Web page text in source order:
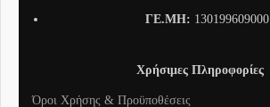
ΓΕ.ΜΗ: 130199609000
Χρήσιμες Πληροφορίες
Όροι Χρήσης & Προϋποθέσεις